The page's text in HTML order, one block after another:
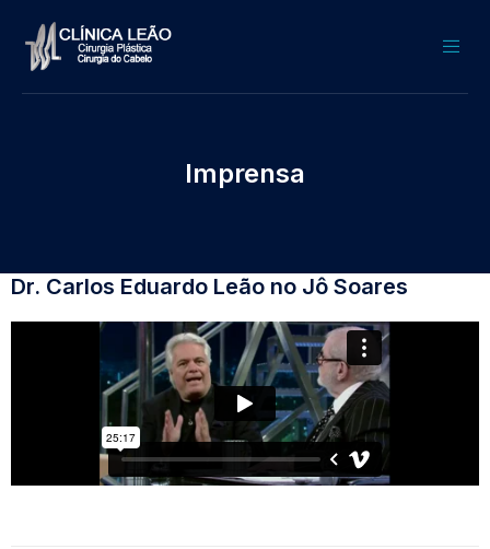
Imprensa
Dr. Carlos Eduardo Leão no Jô Soares